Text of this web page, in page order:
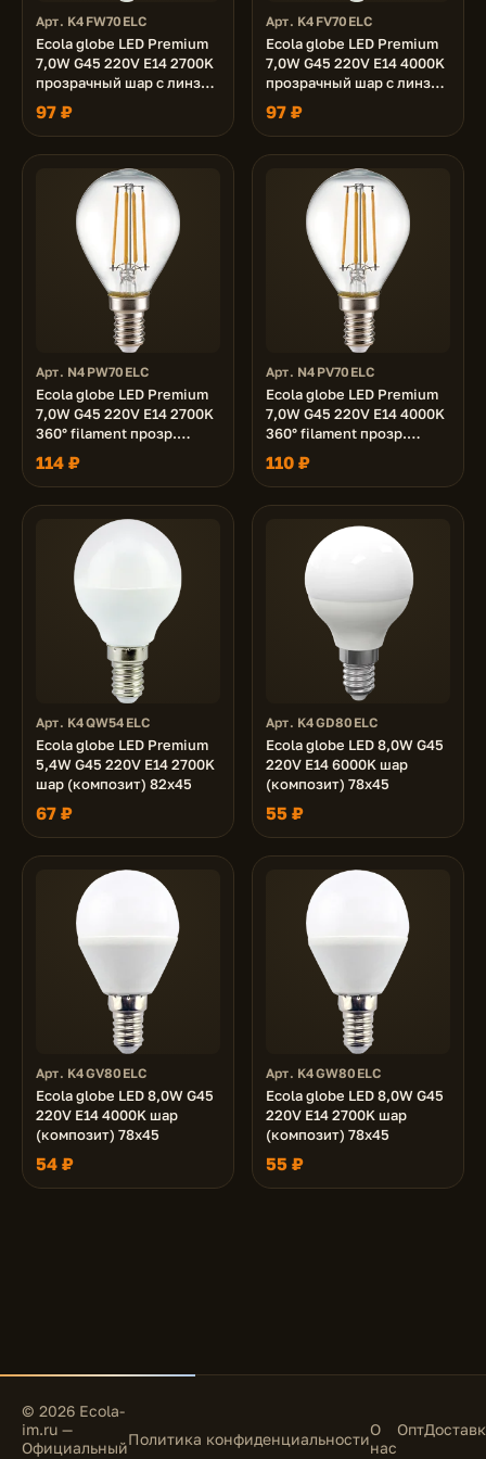
Арт. K4FW70ELC
Ecola globe LED Premium
7,0W G45 220V E14 2700K
прозрачный шар с линзой
(композит) 80x45
97 ₽
Арт. K4FV70ELC
Ecola globe LED Premium
7,0W G45 220V E14 4000K
прозрачный шар с линзой
(композит) 80x45
97 ₽
Арт. N4PW70ELC
Ecola globe LED Premium
7,0W G45 220V E14 2700K
360° filament прозр.
нитевидный шар (Ra 80,
100 Lm/W, КП=0) 68х45
114 ₽
Арт. N4PV70ELC
Ecola globe LED Premium
7,0W G45 220V E14 4000K
360° filament прозр.
нитевидный шар (Ra 80,
100 Lm/W, КП=0) 68х45
110 ₽
Арт. K4QW54ELC
Ecola globe LED Premium
5,4W G45 220V E14 2700K
шар (композит) 82x45
67 ₽
Арт. K4GD80ELC
Ecola globe LED 8,0W G45
220V E14 6000K шар
(композит) 78x45
55 ₽
Арт. K4GV80ELC
Ecola globe LED 8,0W G45
220V E14 4000K шар
(композит) 78x45
54 ₽
Арт. K4GW80ELC
Ecola globe LED 8,0W G45
220V E14 2700K шар
(композит) 78x45
55 ₽
© 2026 Ecola-
im.ru —
ОфициальныйПолитика конфиденциальностиО
нас
Опт